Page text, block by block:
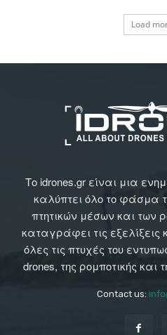
Load
Το idrones.gr είναι μια
καλύπτει όλο το φάσμα
πτητικών μέσων και των
καταγράφει τις
όλες τις πτυχές του
drones, της ρομποτικής και
Contact us: